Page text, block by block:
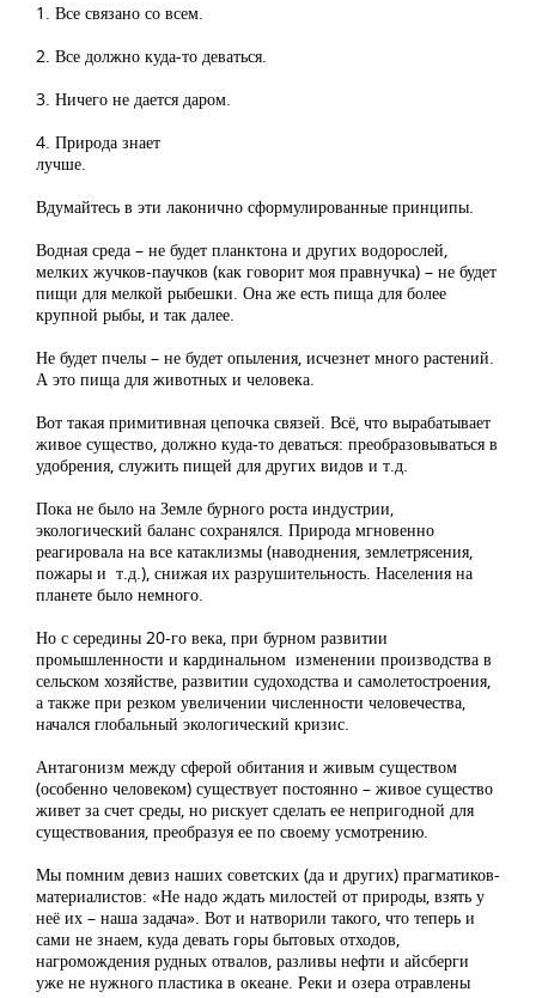
1. Все связано со всем.
2. Все должно куда-то деваться.
3. Ничего не дается даром.
4. Природа знает
Вдумайтесь в эти лаконично сформулированные принципы.
Водная среда – не будет планктона и других водорослей,
мелких жучков-паучков (как говорит моя правнучка) – не будет
пищи для мелкой рыбешки. Она же есть пища для более
крупной рыбы, и так далее.
Не будет пчелы – не будет опыления, исчезнет много растений.
А это пища для животных и человека.
Вот такая примитивная цепочка связей. Всё, что вырабатывает
живое существо, должно куда-то деваться: преобразовываться в
удобрения, служить пищей для других видов и т.д.
Пока не было на Земле бурного роста индустрии,
экологический баланс сохранялся. Природа мгновенно
реагировала на все катаклизмы (наводнения, землетрясения,
пожары и т.д.), снижая их разрушительность. Населения на
планете было немного.
Но с середины 20-го века, при бурном развитии
промышленности и кардинальном изменении производства в
сельском хозяйстве, развитии судоходства и самолетостроения,
а также при резком увеличении численности человечества,
начался глобальный экологический кризис.
Антагонизм между сферой обитания и живым существом
(особенно человеком) существует постоянно – живое существо
живет за счет среды, но рискует сделать ее непригодной для
существования, преобразуя ее по своему усмотрению.
Мы помним девиз наших советских (да и других) прагматиков-
материалистов: «Не надо ждать милостей от природы, взять у
неё их – наша задача». Вот и натворили такого, что теперь и
сами не знаем, куда девать горы бытовых отходов,
нагромождения рудных отвалов, разливы нефти и айсберги
уже не нужного пластика в океане. Реки и озера отравлены